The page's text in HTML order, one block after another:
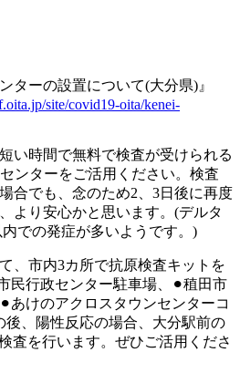
ターの設置について(大分県) 』
site/covid19-oita/kenei-
い時間で無料で検査が受けられる
ンターをご活用ください。検査
合でも、念のため2 3日後に再度
より安心かと思います。 (デルタ
内での発症が多いようです。 )
、市内3カ所で抗原検査キットを
民行政センター駐車場、⚫︎稙田市
あけのアクロスタウンセンターコ
後、陽性反応の場合、大分駅前の
査を行います。ぜひご活用くださ